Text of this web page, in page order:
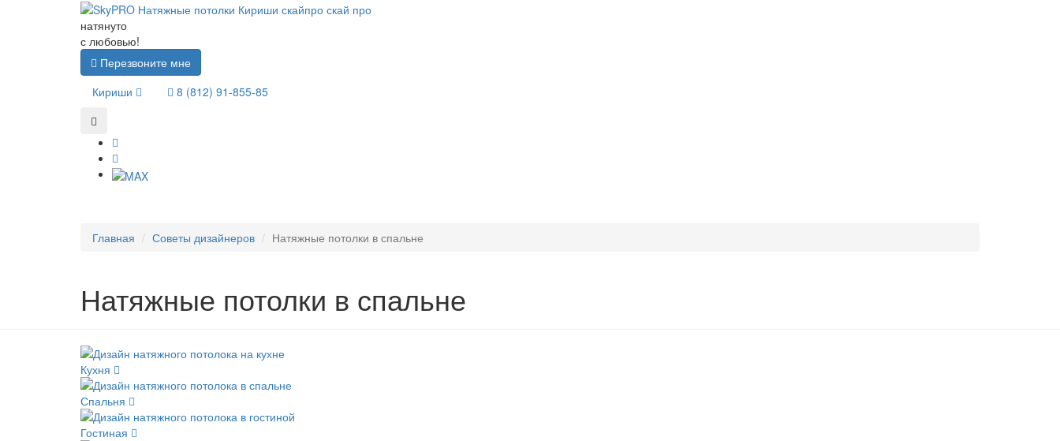
натянуто
с любовью!
Перезвоните мне
Кириши
8 (812) 91-855-85
Главная Советы дизайнеров Натяжные потолки в спальне
Натяжные потолки в спальне
Кухня
Спальня
Гостиная